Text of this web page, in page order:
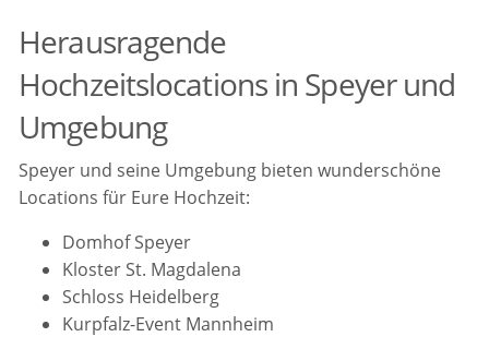
Herausragende
Hochzeitslocations in Speyer und
Umgebung
Speyer und seine Umgebung bieten wunderschöne
Locations für Eure Hochzeit:
Domhof Speyer
Kloster St. Magdalena
Schloss Heidelberg
Kurpfalz-Event Mannheim